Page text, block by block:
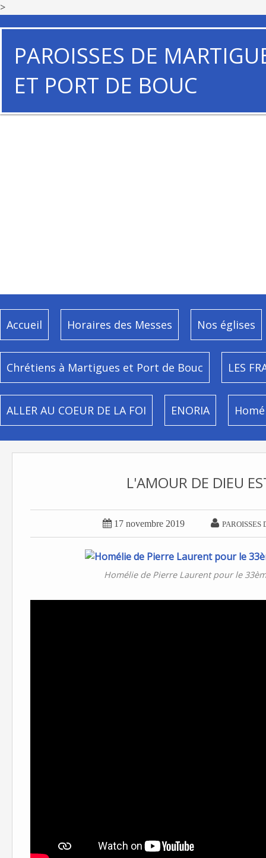
>
PAROISSES DE
ET PORT DE BOUC
Accueil Horaires des Messes Nos églises
Chrétiens à Martigues et Port de Bouc LES
ALLER AU COEUR DE LA FOI ENORIA
L'AMOUR DE DIEU
 17 novembre 2019  PAROISSES
Homélie de Pierre Laurent pour le